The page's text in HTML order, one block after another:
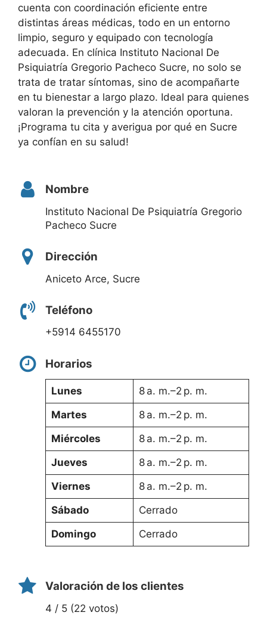
cuenta con coordinación eficiente entre
distintas áreas médicas, todo en un entorno
limpio, seguro y equipado con tecnología
adecuada. En clínica Instituto Nacional De
Psiquiatría Gregorio Pacheco Sucre, no solo se
trata de tratar síntomas, sino de acompañarte
en tu bienestar a largo plazo. Ideal para quienes
valoran la prevención y la atención oportuna.
¡Programa tu cita y averigua por qué en Sucre
ya confían en su salud!
Nombre
Instituto Nacional De Psiquiatría Gregorio
Pacheco Sucre
Dirección
Aniceto Arce, Sucre
Teléfono
+5914 6455170
Horarios
Lunes
8 a. m.–2 p. m.
Martes
8 a. m.–2 p. m.
Miércoles
8 a. m.–2 p. m.
Jueves
8 a. m.–2 p. m.
Viernes
8 a. m.–2 p. m.
Sábado
Cerrado
Domingo
Cerrado
Valoración de los clientes
4 / 5 (22 votos)